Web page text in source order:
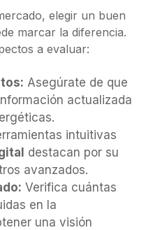
elegir un buen
marcar la diferencia.
a evaluar:
Asegúrate de que
actualizada
intuitivas
destacan por su
avanzados.
Verifica cuántas
en la
una visión